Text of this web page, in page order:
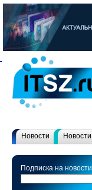
Новости
Подписка на